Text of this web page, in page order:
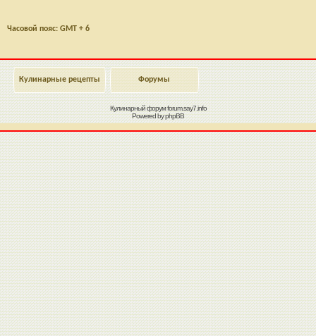
Часовой пояс: GMT + 6
Кулинарные рецепты Форумы
Кулинарный форумforum.say7.info
Powered byphpBB